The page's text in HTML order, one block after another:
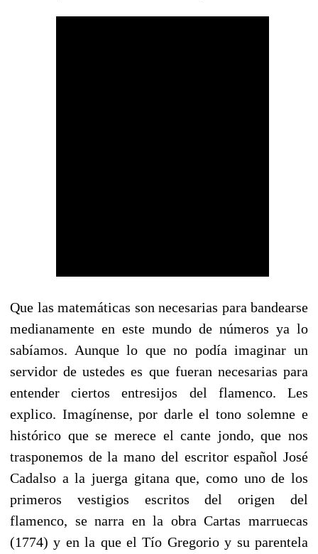
Que las matemáticas son necesarias para bandearse
medianamente en este mundo de números ya lo
sabíamos. Aunque lo que no podía imaginar un
servidor de ustedes es que fueran necesarias para
entender ciertos entresijos del flamenco. Les
explico. Imagínense, por darle el tono solemne e
histórico que se merece el cante jondo, que nos
trasponemos de la mano del escritor español José
Cadalso a la juerga gitana que, como uno de los
primeros vestigios escritos del origen del
flamenco, se narra en la obra Cartas marruecas
(1774) y en la que el Tío Gregorio y su parentela